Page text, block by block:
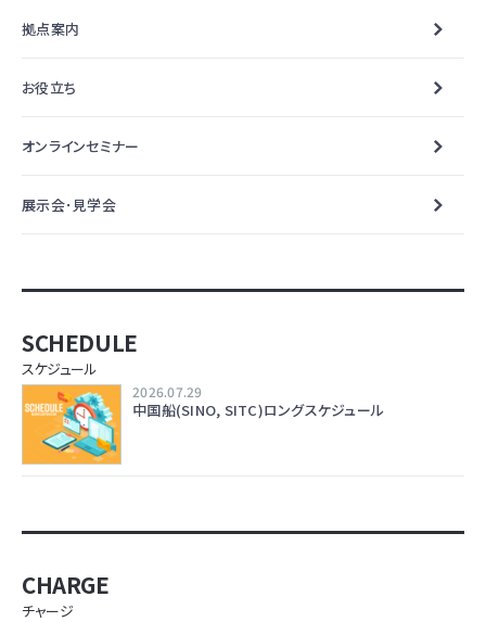
拠点案内
お役立ち
オンラインセミナー
展示会･見学会
SCHEDULE
スケジュール
2026.07.29
中国船(SINO, SITC)ロングスケジュール
CHARGE
チャージ